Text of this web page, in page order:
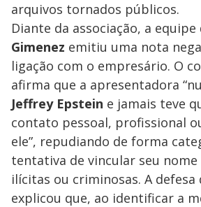
arquivos tornados públicos.
Diante da associação, a equipe
Gimenez emitiu uma nota
ligação com o empresário. O
afirma que a apresentadora
Jeffrey Epstein e jamais teve
contato pessoal, profissional
ele”, repudiando de forma
tentativa de vincular seu
ilícitas ou criminosas. A defesa
explicou que, ao identificar a